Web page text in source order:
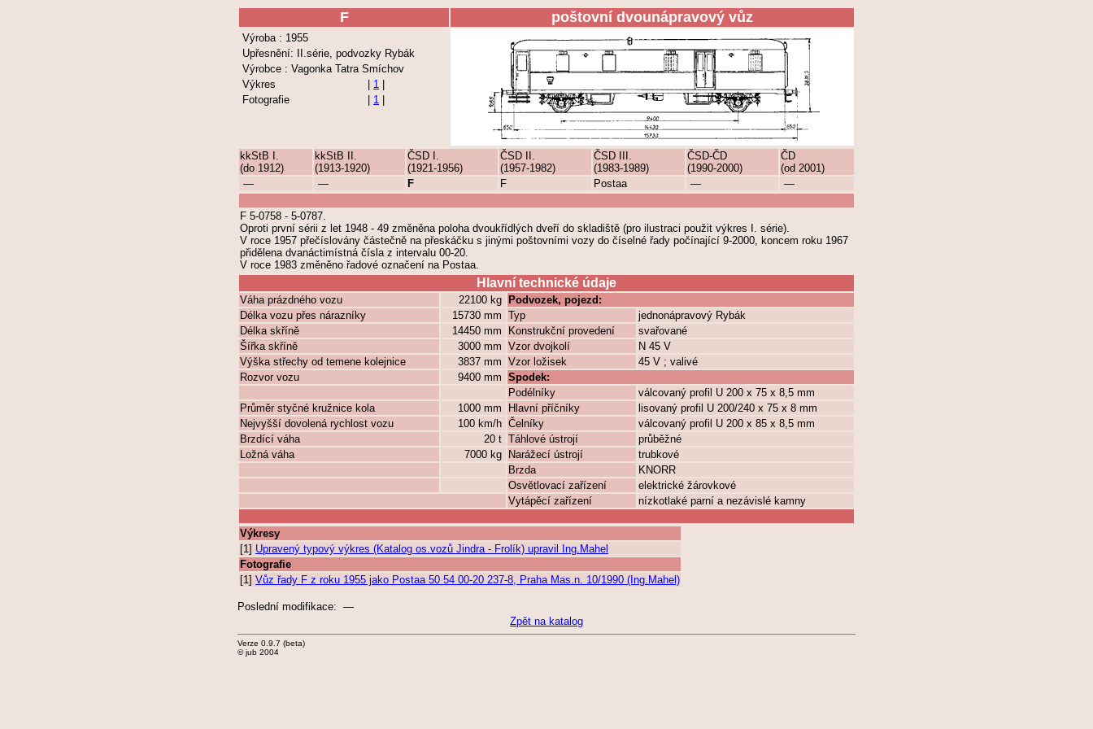
F poštovní dvounápravový vůz
Výroba : 1955
Upřesnění: II.série, podvozky Rybák
Výrobce : Vagonka Tatra Smíchov
Výkres
1
Fotografie
1
kkStB I.
(do 1912)
kkStB II.
(1913-1920)
ČSD I.
(1921-1956)
ČSD II.
(1957-1982)
ČSD III.
(1983-1989)
ČSD-ČD
(1990-2000)
ČD
(od 2001)
—
— F F Postaa — —
F 5-0758 - 5-0787.
Oproti první sérii z let 1948 - 49 změněna poloha dvoukřídlých dveří do skladiště (pro ilustraci použit výkres I. série).
V roce 1957 přečíslovány částečně na přeskáčku s jinými poštovními vozy do číselné řady počínající 9-2000, koncem roku 1967
přidělena dvanáctimístná čísla z intervalu 00-20.
V roce 1983 změněno řadové označení na Postaa.
Hlavní technické údaje
Váha prázdného vozu 22100 kg
Podvozek, pojezd:
Délka vozu přes nárazníky
15730 mm Typ
jednonápravový Rybák
Délka skříně
14450 mm Konstrukční provedení
svařované
Šířka skříně
3000 mm Vzor dvojkolí
N 45 V
Výška střechy od temene kolejnice
3837 mm Vzor ložisek
45 V ; valivé
Rozvor vozu
9400 mm Spodek:
Podélníky
válcovaný profil U 200 x 75 x 8,5 mm
Průměr styčné kružnice kola
1000 mm Hlavní příčníky
lisovaný profil U 200/240 x 75 x 8 mm
Nejvyšší dovolená rychlost vozu
100 km/h Čelníky
válcovaný profil U 200 x 85 x 8,5 mm
Brzdící váha
20 t Táhlové ústrojí
průběžné
Ložná váha
7000 kg Narážecí ústrojí
trubkové
Brzda
KNORR
Osvětlovací zařízení
elektrické žárovkové
Vytápěcí zařízení
nízkotlaké parní a nezávislé kamny
Výkresy
[1] Upravený typový výkres (Katalog os.vozů Jindra - Frolík) upravil Ing.Mahel
Fotografie
[1] Vůz řady F z roku 1955 jako Postaa 50 54 00-20 237-8, Praha Mas.n. 10/1990 (Ing.Mahel)
Poslední modifikace: —
Zpět na katalog
Verze 0.9.7 (beta)
© jub 2004